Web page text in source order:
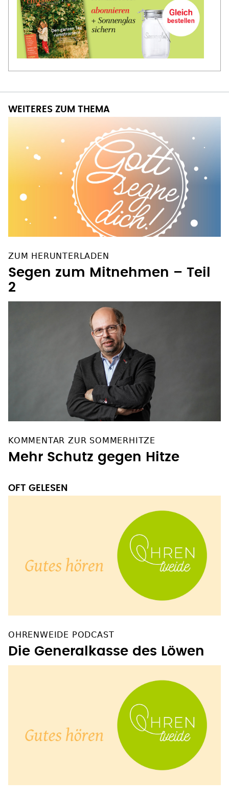
WEITERES ZUM THEMA
ZUM HERUNTERLADEN
Segen zum Mitnehmen – Teil
2
KOMMENTAR ZUR SOMMERHITZE
Mehr Schutz gegen Hitze
OFT GELESEN
OHRENWEIDE PODCAST
Die Generalkasse des Löwen